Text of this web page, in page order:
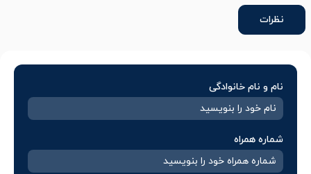
نظرات
نام و نام خانوادگی
شماره همراه